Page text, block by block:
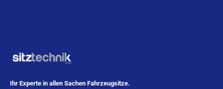
Ihr Experte in allen Sachen Fahrzeugsitze.